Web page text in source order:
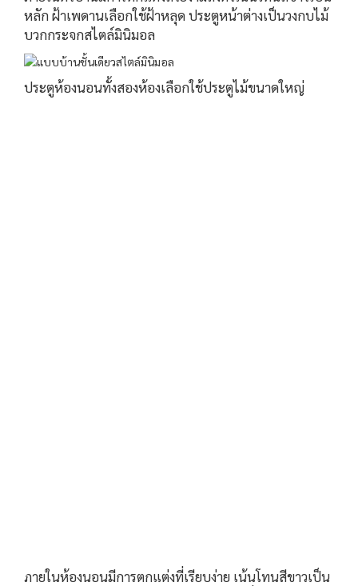
หลัก ฝ้าเพดานเลือกใช้ฝ้าหลุด ประตูหน้าต่างเป็นวงกบไม้
บวกกระจกสไตล์มินิมอล
ประตูห้องนอนทั้งสองห้องเลือกใช้ประตูไม้ขนาดใหญ่
ภายในห้องนอนมีการตกแต่งที่เรียบง่าย เน้นโทนสีขาวเป็น